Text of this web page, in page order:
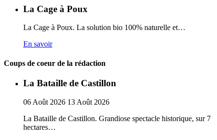
La Cage à Poux
La Cage à Poux. La solution bio 100% naturelle et…
En savoir
Coups de coeur de la rédaction
La Bataille de Castillon
06 Août 2026 13 Août 2026
La Bataille de Castillon. Grandiose spectacle historique, sur 7
hectares…